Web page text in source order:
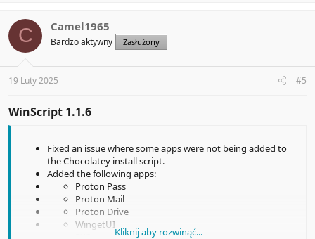
Docker Desktop
Rust
OhMyPosh
The desktop app may be flagged as a threat by Windows Defender;
create with WinScript can modify system settings. Rest assured,
WinScript is safe, transparent, and open-source.
C Camel1965
Bardzo aktywny Zasłużony
19 Luty 2025 #5
WinScript 1.1.6​
Fixed an issue where some apps were not being added to
the Chocolatey install script.
Added the following apps:
Proton Pass
Proton Mail
Proton Drive
WingetUI
Kliknij aby rozwinąć...